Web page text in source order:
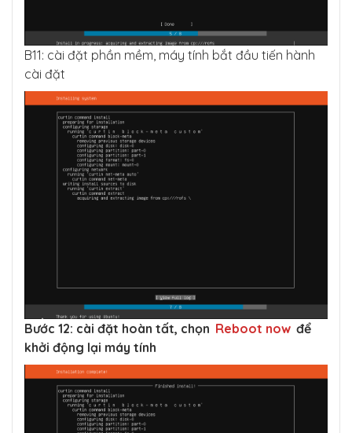
B11: cài đặt phần mềm, máy tính bắt đầu tiến hành
cài đặt
Bước 12: cài đặt hoàn tất, chọn Reboot now để
khởi động lại máy tính